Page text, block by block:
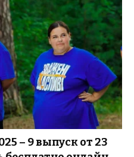
– 9 выпуск от 23